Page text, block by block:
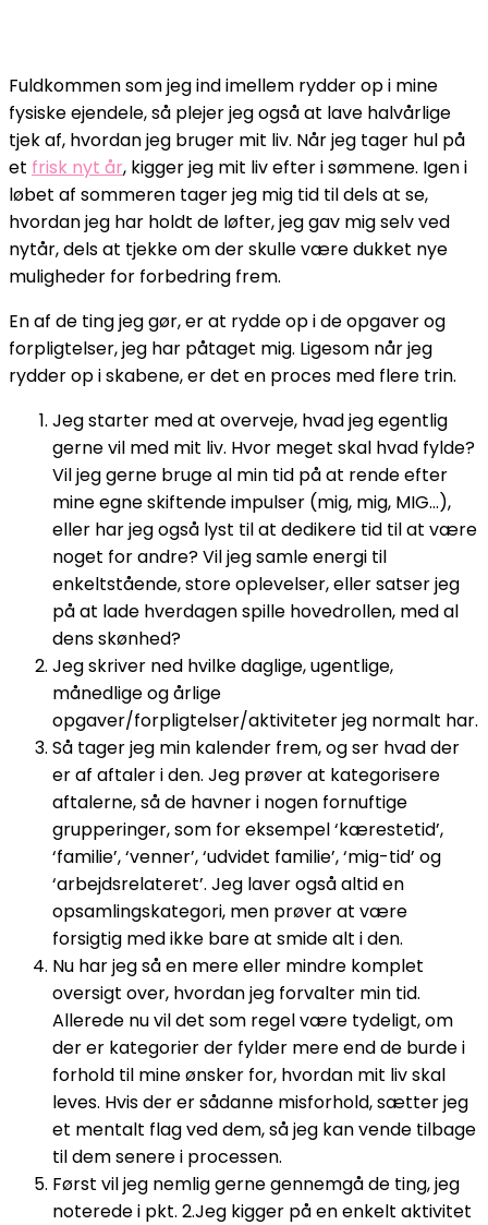
Fuldkommen som jeg ind imellem rydder op i mine
fysiske ejendele, så plejer jeg også at lave halvårlige
tjek af, hvordan jeg bruger mit liv. Når jeg tager hul på
et frisk nyt år, kigger jeg mit liv efter i sømmene. Igen i
løbet af sommeren tager jeg mig tid til dels at se,
hvordan jeg har holdt de løfter, jeg gav mig selv ved
nytår, dels at tjekke om der skulle være dukket nye
muligheder for forbedring frem.
En af de ting jeg gør, er at rydde op i de opgaver og
forpligtelser, jeg har påtaget mig. Ligesom når jeg
rydder op i skabene, er det en proces med flere trin.
Jeg starter med at overveje, hvad jeg egentlig
gerne vil med mit liv. Hvor meget skal hvad fylde?
Vil jeg gerne bruge al min tid på at rende efter
mine egne skiftende impulser (mig, mig, MIG…),
eller har jeg også lyst til at dedikere tid til at være
noget for andre? Vil jeg samle energi til
enkeltstående, store oplevelser, eller satser jeg
på at lade hverdagen spille hovedrollen, med al
dens skønhed?
Jeg skriver ned hvilke daglige, ugentlige,
månedlige og årlige
opgaver/forpligtelser/aktiviteter jeg normalt har.
Så tager jeg min kalender frem, og ser hvad der
er af aftaler i den. Jeg prøver at kategorisere
aftalerne, så de havner i nogen fornuftige
grupperinger, som for eksempel ‘kærestetid’,
‘familie’, ‘venner’, ‘udvidet familie’, ‘mig-tid’ og
‘arbejdsrelateret’. Jeg laver også altid en
opsamlingskategori, men prøver at være
forsigtig med ikke bare at smide alt i den.
Nu har jeg så en mere eller mindre komplet
oversigt over, hvordan jeg forvalter min tid.
Allerede nu vil det som regel være tydeligt, om
der er kategorier der fylder mere end de burde i
forhold til mine ønsker for, hvordan mit liv skal
leves. Hvis der er sådanne misforhold, sætter jeg
et mentalt flag ved dem, så jeg kan vende tilbage
til dem senere i processen.
Først vil jeg nemlig gerne gennemgå de ting, jeg
noterede i pkt. 2.Jeg kigger på en enkelt aktivitet